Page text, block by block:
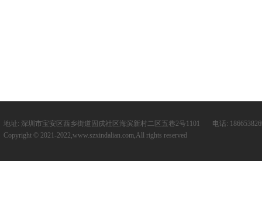
地址: 深圳市宝安区西乡街道固戍社区海滨新村二区五巷2号1101 电话:
Copyright © 2021-2022,www.szxindalian.com,All rights reserved